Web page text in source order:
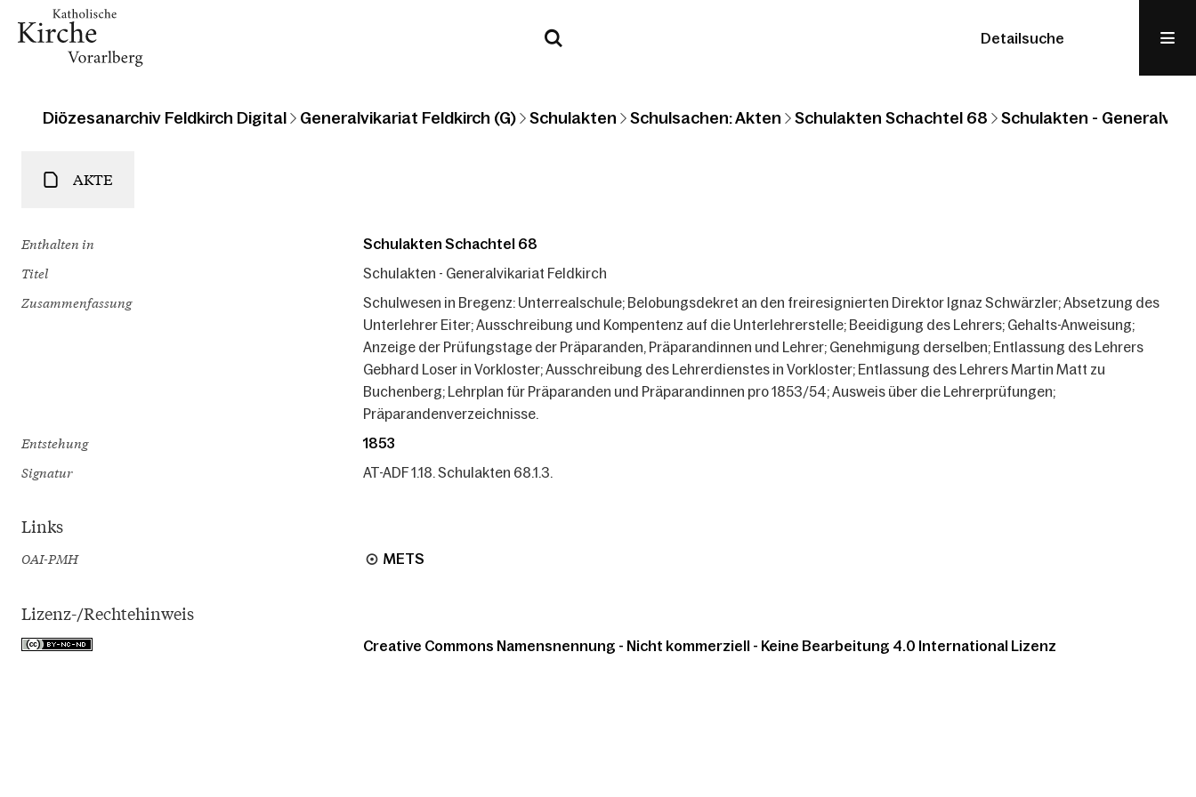
Detailsuche
Diözesanarchiv Feldkirch Digital Generalvikariat Feldkirch (G) Schulakten Schulsachen: Akten Schulakten Schachtel 68 Schulakten -
AKTE
Enthalten in Schulakten Schachtel 68
Titel Schulakten - Generalvikariat Feldkirch
Zusammenfassung
Schulwesen in Bregenz: Unterrealschule; Belobungsdekret an den freiresignierten Direktor Ignaz Schwärzler; Absetzung des
Unterlehrer Eiter; Ausschreibung und Kompentenz auf die Unterlehrerstelle; Beeidigung des Lehrers; Gehalts-Anweisung;
Anzeige der Prüfungstage der Präparanden, Präparandinnen und Lehrer; Genehmigung derselben; Entlassung des Lehrers
Gebhard Loser in Vorkloster; Ausschreibung des Lehrerdienstes in Vorkloster; Entlassung des Lehrers Martin Matt zu
Buchenberg; Lehrplan für Präparanden und Präparandinnen pro 1853/54; Ausweis über die Lehrerprüfungen;
Präparandenverzeichnisse.
Entstehung 1853
Signatur AT-ADF 1.18. Schulakten 68.1.3.
Links
OAI-PMH METS
Lizenz-/Rechtehinweis
Creative Commons Namensnennung - Nicht kommerziell - Keine Bearbeitung 4.0 International Lizenz